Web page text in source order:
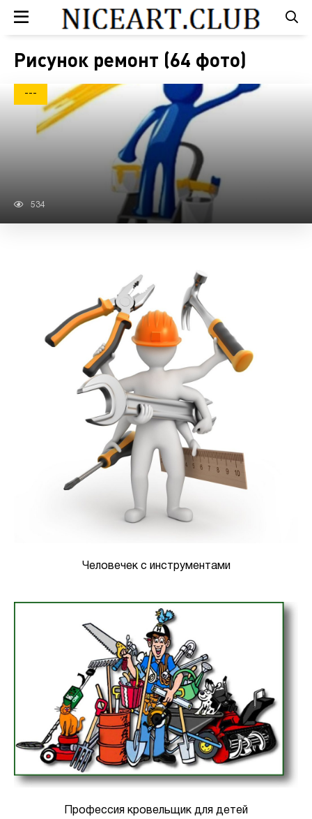
Рисунок ремонт (64 фото)
---
534
Человечек с инструментами
Профессия кровельщик для детей